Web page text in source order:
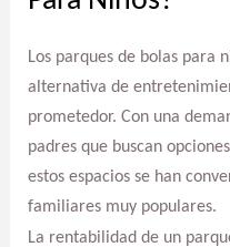
Los parques de bolas para
alternativa de
prometedor. Con una
padres que buscan
estos espacios se han
familiares muy populares.
La rentabilidad de un